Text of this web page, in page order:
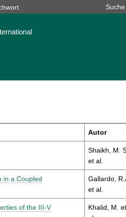
Autor
Shaikh, M.
et al.
in a Coupled
Gallardo,
et al.
of the III-V
Khalid, M. et